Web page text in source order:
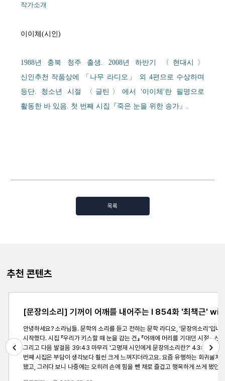
작가소개
이이체(시인)
1988년 충북 청주 출생. 2008년 하반기 〈현대시〉
신인추천 작품상에 「나무 라디오」 외 4편으로 수상하며
등단. 청소년 시절 〈글틴〉에서 '이이체'란 필명으로
활동한 바 있음. 첫 번째 시집『죽은 눈을 위한 송가』.
목록
추천 콘텐츠
Previous
[문장의소리] 기꺼이 어깨를 내어주는 l 854화 '최책근'
안녕하세요? 소라님들. 문학의 소리를 듣고 전하는 문학 라디오, '문장의소리'입니다. 저는 DJ 황인찬입니다. 최근 신작을 낸 작가를 모셔 책과 작가의 이야기를 들어보는 코너 &lsquo;최책근&rsquo;. 오늘 이 시간에는 4년 만에 두 번째 시집 『어깨에 머리를 기대던 시절』로 돌아오신 고명재 시인님 모셨습니다. [작가
시작했다. 시집 『우리가 키스할 때 눈을 감는 건』 『어깨에 머리를 기대던 시절』, 산문집 『너무 보고플 땐 눈이 온다』 등이 있다. [방송내용] 00:00 오프닝 '미니 픽션 - 소리와 문장 다섯 번째 이야기' 00:53 어깨가 커진 오늘의 손님, 고명재 시인 02:15 part 1. 4년 만의 새 시
그리고 다음 발걸음 39:43 마무리 '고명재 시인에게 문장의소리란?' 43:57 끝인사 [주요내용] Q1. 4년 만에 나온 시집이에요. 지금의 흐름으로 보면 오래 걸렸다고 볼 수 있는데, 어떤 마음으로 작업하신 시집일까요? A. 고명재 시인 : 이번 시집이 4년 만인데요. 사실 빨리 내고 싶지가 않았던 것 같아요. 제가 원래 좀 더디기도 했고, 편수도 생각보다 많지 않았어요. 저는 되게 과작이거든요. 느리고 빨리 쓰지도 못
번째 시집은 부담이 생각보다 훨씬 크게 느껴지더라고요. 요즘 유행하는 회귀물처럼 삶의 형식을 다시 살아내는 느낌이 들었어요. '이번엔 좀 똑바로 살아야지' 하는 마음이요. 주변에 자문을 많이 구
됐고, 그러다 보니 나중에는 오히려 손에 힘을 뺀 채로 즐겁고 행복하게 쓰게 됐던 것 같아요. Q2. 작가님의 시집은 몸과 몸이 접촉하는 느낌의 제목들인데요. 『어깨에 머리를 기대던 시절』이란 제목에 어떤 마음을 담으셨나요? A. 고명재 시인 : 예전부터 저는 신체 부위 중에 어깨를 되게 좋아했거든요. 근데 이제 글을 쓰면서 예전에도 많이 생각을 했는데 인간한테 있는 몇 안 되는 '처
Next